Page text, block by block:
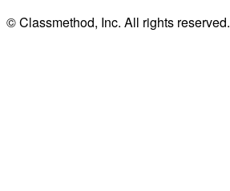
© Classmethod, Inc. All rights reserved.